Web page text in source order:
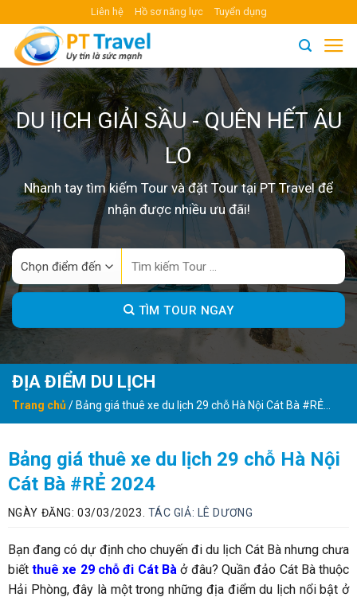
content
Liên hệ Hồ sơ năng lực Tuyển dụng
DU lỊCH GIẢI SẦU - QUÊN HẾT ÂU
LO
Nhanh tay tìm kiếm Tour và đặt Tour tại PT Travel để
nhận được nhiều ưu đãi!
TÌM TOUR NGAY
ĐỊA ĐIỂM DU LỊCH
Trang chủ/Bảng giá thuê xe du lịch 29 chỗ Hà Nội Cát Bà #RẺ
2024
Bảng giá thuê xe du lịch 29 chỗ Hà Nội
Cát Bà #RẺ 2024
NGÀY ĐĂNG: 03/03/2023. TÁC GIẢ: LÊ DƯƠNG
Bạn đang có dự định cho chuyến đi du lịch Cát Bà nhưng chưa
biếtthuê xe 29 chỗ đi Cát Bà ở đâu? Quần đảo Cát Bà thuộc
Hải Phòng, đây là một trong những địa điểm du lịch nổi bật ở